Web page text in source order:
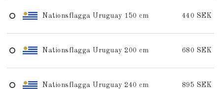
Nationsflagga Uruguay 150 cm 440 SEK
Nationsflagga Uruguay 200 cm 680 SEK
Nationsflagga Uruguay 240 cm 895 SEK